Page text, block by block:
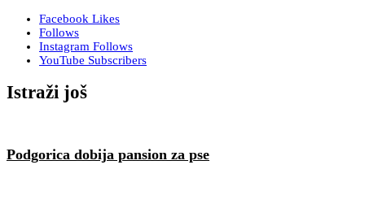
Facebook Likes
Follows
Instagram Follows
YouTube Subscribers
Istraži još
Podgorica dobija pansion za pse